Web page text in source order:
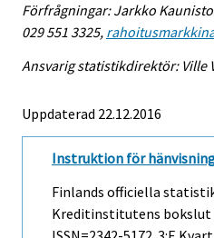
Förfrågningar: Jarkko Kaunisto
029 551 3325,
Ansvarig statistikdirektör: Ville
Uppdaterad 22.12.2016
Instruktion för
Finlands officiella statistik
Kreditinstitutens